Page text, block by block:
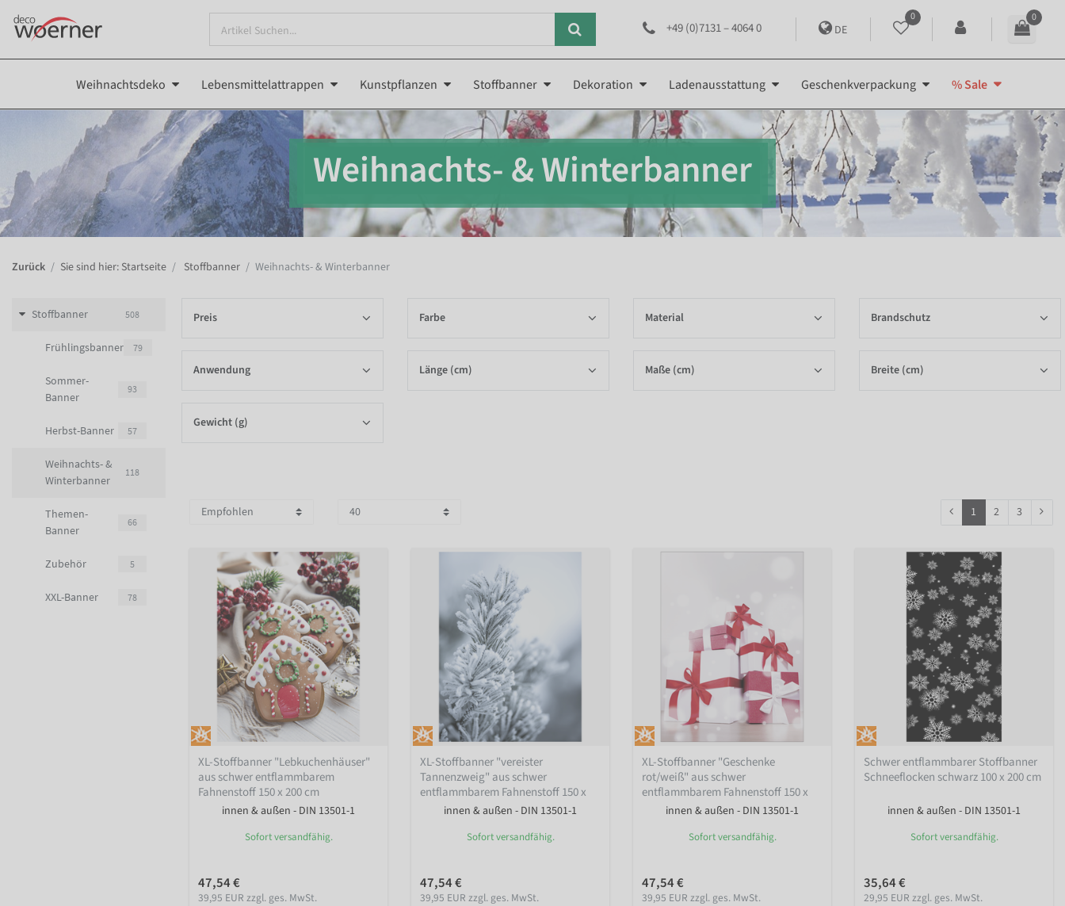
+49 (0)7131 – 4064 0 DE
0 0
Weihnachtsdeko Lebensmittelattrappen Kunstpflanzen Stoffbanner Dekoration Ladenausstattung Geschenkverpackung % Sale
Weihnachts- & Winterbanner
Zurück Sie sind hier: Startseite Stoffbanner Weihnachts- & Winterbanner
Stoffbanner 508
Frühlingsbanner 79
Sommer-
Banner
93
Herbst-Banner 57
Weihnachts- &
Winterbanner
118
Themen-
Banner
66
Zubehör 5
XXL-Banner 78
Preis Farbe Material Brandschutz
Anwendung Länge (cm) Maße (cm) Breite (cm)
Gewicht (g)
1 2 3
XL-Stoffbanner "Lebkuchenhäuser"
aus schwer entflammbarem
Fahnenstoff 150 x 200 cm
innen & außen - DIN 13501-1
Sofort versandfähig.
47,54 €
39,95 EUR zzgl. ges. MwSt.
XL-Stoffbanner "vereister
Tannenzweig" aus schwer
entflammbarem Fahnenstoff 150 x
200 cminnen & außen - DIN 13501-1
Sofort versandfähig.
47,54 €
39,95 EUR zzgl. ges. MwSt.
XL-Stoffbanner "Geschenke
rot/weiß" aus schwer
entflammbarem Fahnenstoff 150 x
200 cminnen & außen - DIN 13501-1
Sofort versandfähig.
47,54 €
39,95 EUR zzgl. ges. MwSt.
Schwer entflammbarer Stoffbanner
Schneeflocken schwarz 100 x 200 cm
innen & außen - DIN 13501-1
Sofort versandfähig.
35,64 €
29,95 EUR zzgl. ges. MwSt.